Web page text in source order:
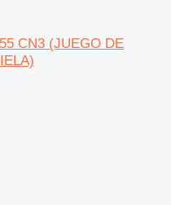
CN3 (JUEGO DE